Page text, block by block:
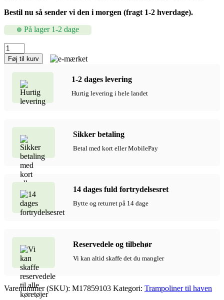
Bestil nu så sender vi den i morgen (fragt 1-2 hverdage).
På lager 1-2 dage
Stor
Bestway
Xtreme
Air
Trampolin
sikkerhedsnet
antal
Føj til kurv
1-2 dages levering
Hurtig levering i hele landet
Sikker betaling
Betal med kort eller MobilePay
14 dages fuld fortrydelsesret
Bytte og returret på 14 dage
Reservedele og tilbehør
Vi kan altid skaffe det du mangler
Varenummer (SKU): M17859103 Kategori: Trampoliner til haven